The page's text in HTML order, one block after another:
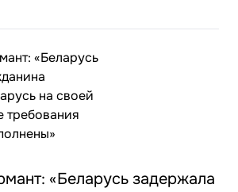
«Беларусь задержала